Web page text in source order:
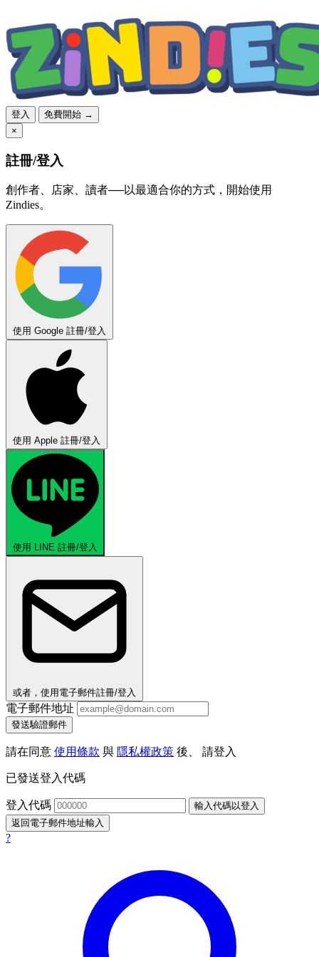
登入
免費開始 →
×
註冊/登入
創作者、店家、讀者──以最適合你的方式，開始使用
Zindies。
使用 Google 註冊/登入
使用 Apple 註冊/登入
使用 LINE 註冊/登入
或者，使用電子郵件註冊/登入
電子郵件地址
發送驗證郵件
請在同意 使用條款 與 隱私權政策 後、 請登入
已發送登入代碼
登入代碼
輸入代碼以登入
返回電子郵件地址輸入
?